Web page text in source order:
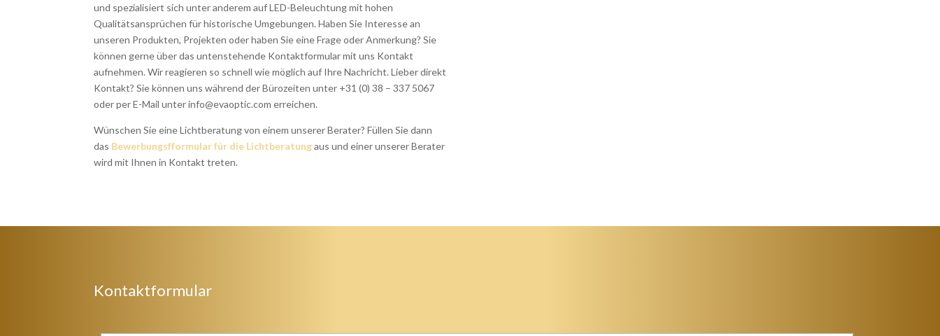
und spezialisiert sich unter anderem auf LED-Beleuchtung mit hohen
Qualitätsansprüchen für historische Umgebungen. Haben Sie Interesse an
unseren Produkten, Projekten oder haben Sie eine Frage oder Anmerkung? Sie
können gerne über das untenstehende Kontaktformular mit uns Kontakt
aufnehmen. Wir reagieren so schnell wie möglich auf Ihre Nachricht. Lieber direkt
Kontakt? Sie können uns während der Bürozeiten unter +31 (0) 38 – 337 5067
oder per E-Mail unter info@evaoptic.com erreichen.
Wünschen Sie eine Lichtberatung von einem unserer Berater? Füllen Sie dann
das Bewerbungsfformular für die Lichtberatungaus und einer unserer Berater
wird mit Ihnen in Kontakt treten.
Kontaktformular